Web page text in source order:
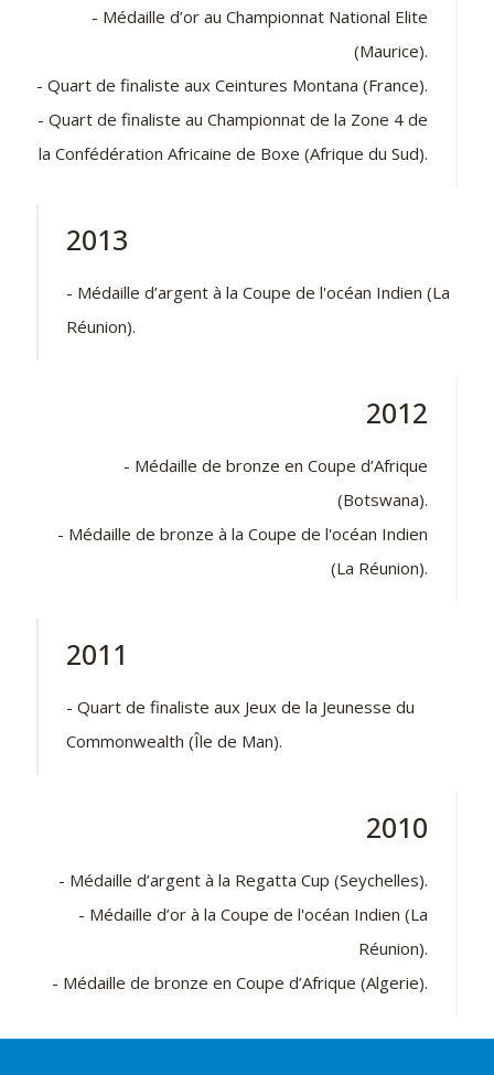
- Médaille d’or au Championnat National Elite
(Maurice).
- Quart de finaliste aux Ceintures Montana (France).
- Quart de finaliste au Championnat de la Zone 4 de
la Confédération Africaine de Boxe (Afrique du Sud).
2013
- Médaille d’argent à la Coupe de l'océan Indien (La
Réunion).
2012
- Médaille de bronze en Coupe d’Afrique
(Botswana).
- Médaille de bronze à la Coupe de l'océan Indien
(La Réunion).
2011
- Quart de finaliste aux Jeux de la Jeunesse du
Commonwealth (Île de Man).
2010
- Médaille d’argent à la Regatta Cup (Seychelles).
- Médaille d’or à la Coupe de l'océan Indien (La
Réunion).
- Médaille de bronze en Coupe d’Afrique (Algerie).